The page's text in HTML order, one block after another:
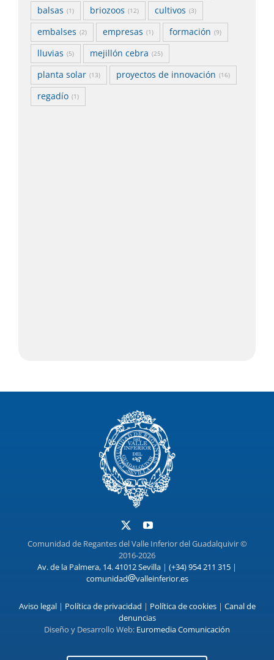
balsas (1) briozoos (12) cultivos (3)
embalses (2) empresas (1) formación (9)
lluvias (5) mejillón cebra (25)
planta solar (13) proyectos de innovación (16)
regadío (1)
Comunidad de Regantes del Valle Inferior del Guadalquivir ©
2016-2026
Av. de la Palmera, 14. 41012 Sevilla | (+34) 954 211 315 |
comunidad
valleinferior.es
Aviso legal| Política de privacidad | Política de cookies| Canal de
denuncias
Diseño y Desarrollo Web: Euromedia Comunicación